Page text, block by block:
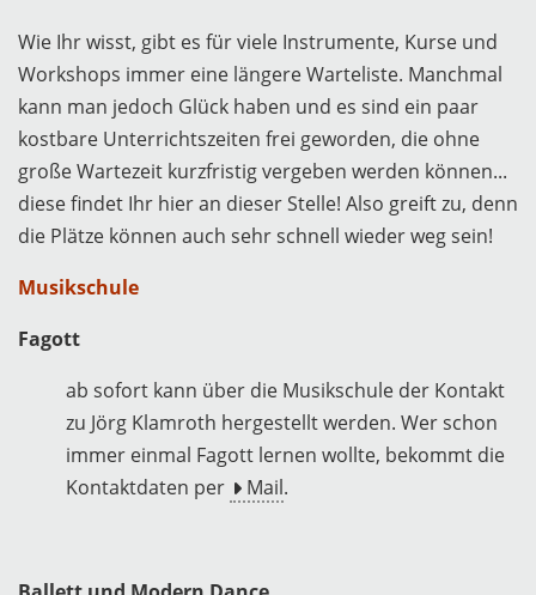
Wie Ihr wisst, gibt es für viele Instrumente, Kurse und
Workshops immer eine längere Warteliste. Manchmal
kann man jedoch Glück haben und es sind ein paar
kostbare Unterrichtszeiten frei geworden, die ohne
große Wartezeit kurzfristig vergeben werden können...
diese findet Ihr hier an dieser Stelle! Also greift zu, denn
die Plätze können auch sehr schnell wieder weg sein!
Musikschule
Fagott
ab sofort kann über die Musikschule der Kontakt
zu Jörg Klamroth hergestellt werden. Wer schon
immer einmal Fagott lernen wollte, bekommt die
Kontaktdaten per
Mail.